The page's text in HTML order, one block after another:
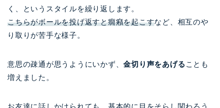
く、というスタイルを繰り返します。
こちらがボールを投げ返すと癇癪を起こすなど、相互のや
り取りが苦手な様子。
意思の疎通が思うようにいかず、金切り声をあげる ことも
増えました。
お友達に話しかけられても、基本的に目をそらし関わろう